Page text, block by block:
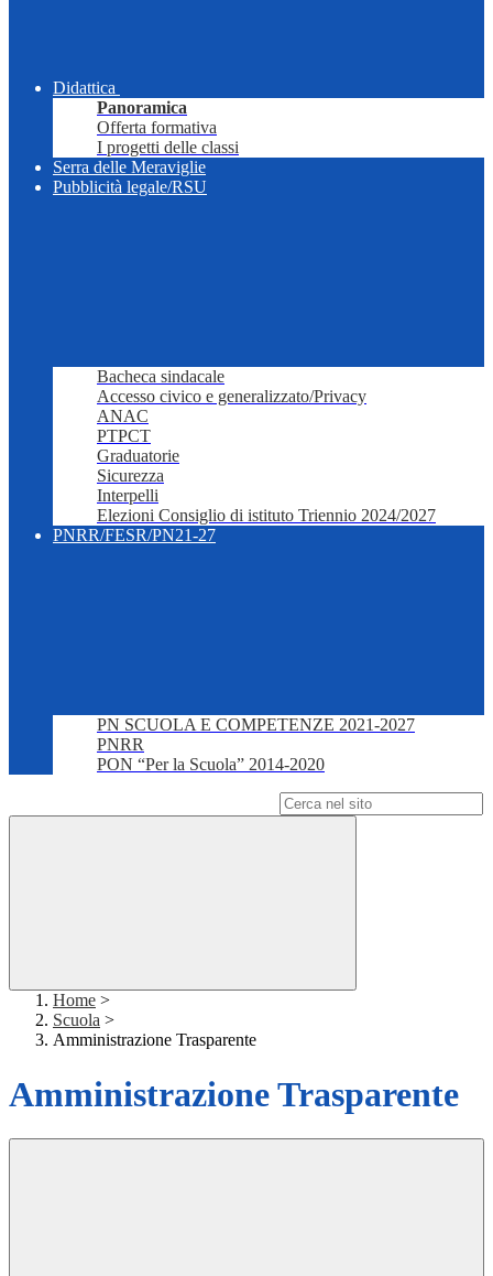
Didattica
Panoramica
Offerta formativa
I progetti delle classi
Serra delle Meraviglie
Pubblicità legale/RSU
Bacheca sindacale
Accesso civico e generalizzato/Privacy
ANAC
PTPCT
Graduatorie
Sicurezza
Interpelli
Elezioni Consiglio di istituto Triennio 2024/2027
PNRR/FESR/PN21-27
PN SCUOLA E COMPETENZE 2021-2027
PNRR
PON “Per la Scuola” 2014-2020
Home >
Scuola >
Amministrazione Trasparente
Amministrazione Trasparente